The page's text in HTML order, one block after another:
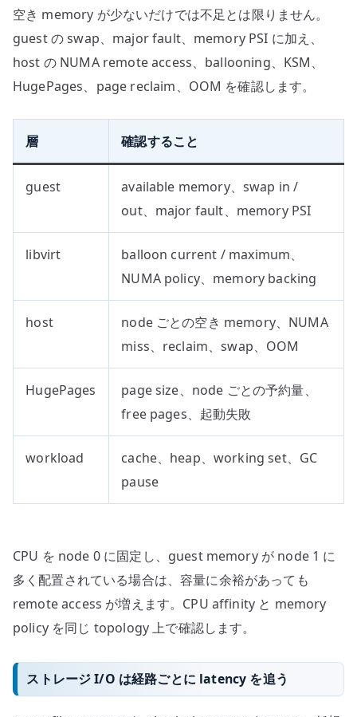
空き memory が少ないだけでは不足とは限りません。
guest の swap、major fault、memory PSI に加え、
host の NUMA remote access、ballooning、KSM、
HugePages、page reclaim、OOM を確認します。
層 確認すること
guest
available memory、swap in /
out、major fault、memory PSI
libvirt
balloon current / maximum、
NUMA policy、memory backing
host
node ごとの空き memory、NUMA
miss、reclaim、swap、OOM
HugePages
page size、node ごとの予約量、
free pages、起動失敗
workload
cache、heap、working set、GC
pause
CPU を node 0 に固定し、guest memory が node 1 に
多く配置されている場合は、容量に余裕があっても
remote access が増えます。CPU affinity と memory
policy を同じ topology 上で確認します。
ストレージ I/O は経路ごとに latency を追う